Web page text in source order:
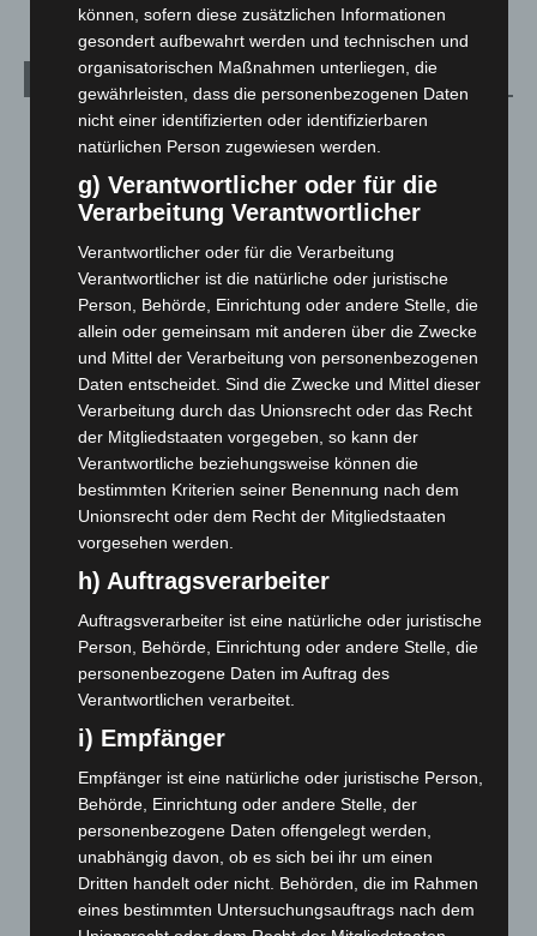
August 2026(10)
Juni 2026(139)
April 2026(99)
März 2026(115)
Februar 2026 (109)
Januar 2026(122)
Dezember 2025(103)
November 2025(114)
Oktober 2025(112)
September 2025 (93)
Juli 2025
Juni 2025
(103)
Mai 2025(112)
April 2025(88)
März 2025(111)
Februar 2025(96)
Januar 2025(88)
Dezember 2024(89)
November 2024(94)
Oktober 2024(93)
können, sofern diese zusätzlichen Informationen
gesondert aufbewahrt werden und technischen und
organisatorischen Maßnahmen unterliegen, die
gewährleisten, dass die personenbezogenen Daten
nicht einer identifizierten oder identifizierbaren
natürlichen Person zugewiesen werden.
g) Verantwortlicher oder für die
Verarbeitung Verantwortlicher
Verantwortlicher oder für die Verarbeitung
Verantwortlicher ist die natürliche oder juristische
Person, Behörde, Einrichtung oder andere Stelle, die
allein oder gemeinsam mit anderen über die Zwecke
und Mittel der Verarbeitung von personenbezogenen
Daten entscheidet. Sind die Zwecke und Mittel dieser
Verarbeitung durch das Unionsrecht oder das Recht
der Mitgliedstaaten vorgegeben, so kann der
Verantwortliche beziehungsweise können die
bestimmten Kriterien seiner Benennung nach dem
Unionsrecht oder dem Recht der Mitgliedstaaten
vorgesehen werden.
h) Auftragsverarbeiter
Auftragsverarbeiter ist eine natürliche oder juristische
Person, Behörde, Einrichtung oder andere Stelle, die
personenbezogene Daten im Auftrag des
Verantwortlichen verarbeitet.
i) Empfänger
Empfänger ist eine natürliche oder juristische Person,
Behörde, Einrichtung oder andere Stelle, der
personenbezogene Daten offengelegt werden,
unabhängig davon, ob es sich bei ihr um einen
Dritten handelt oder nicht. Behörden, die im Rahmen
eines bestimmten Untersuchungsauftrags nach dem